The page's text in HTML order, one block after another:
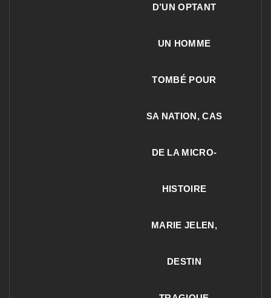
D’UN OPTANT
UN HOMME
TOMBÉ POUR
SA NATION, CAS
DE LA MICRO-
HISTOIRE
MARIE JELEN,
DESTIN